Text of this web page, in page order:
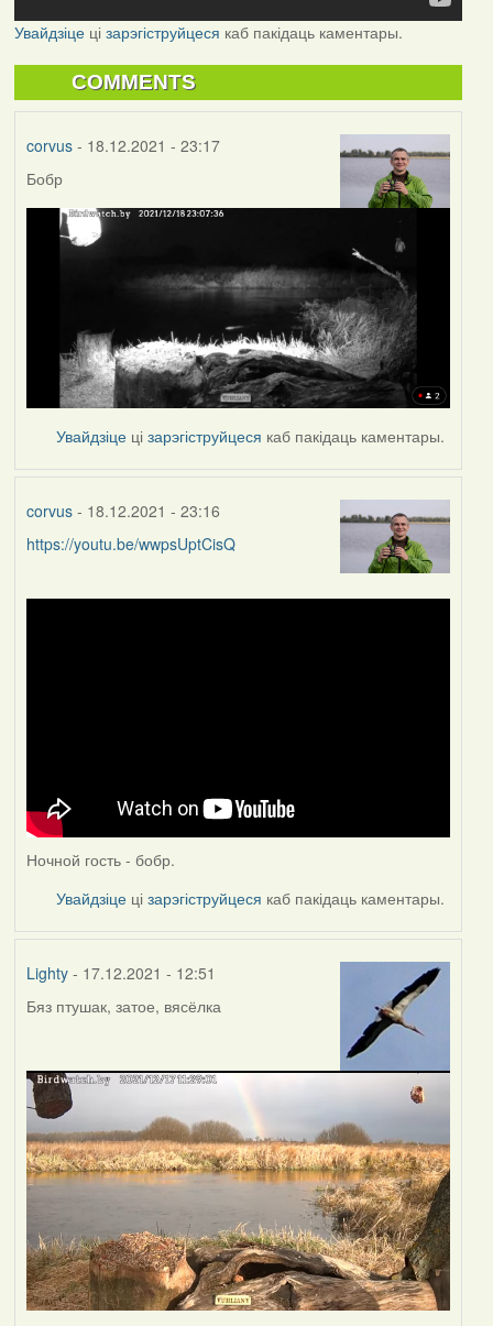
Увайдзіцеці зарэгіструйцеся каб пакідаць каментары.
COMMENTS
corvus- 18.12.2021 - 23:17
Бобр
Увайдзіце цізарэгіструйцеся каб пакідаць каментары.
corvus- 18.12.2021 - 23:16
https://youtu.be/wwpsUptCisQ
Ночной гость - бобр.
Увайдзіце цізарэгіструйцеся каб пакідаць каментары.
Lighty- 17.12.2021 - 12:51
Бяз птушак, затое, вясёлка